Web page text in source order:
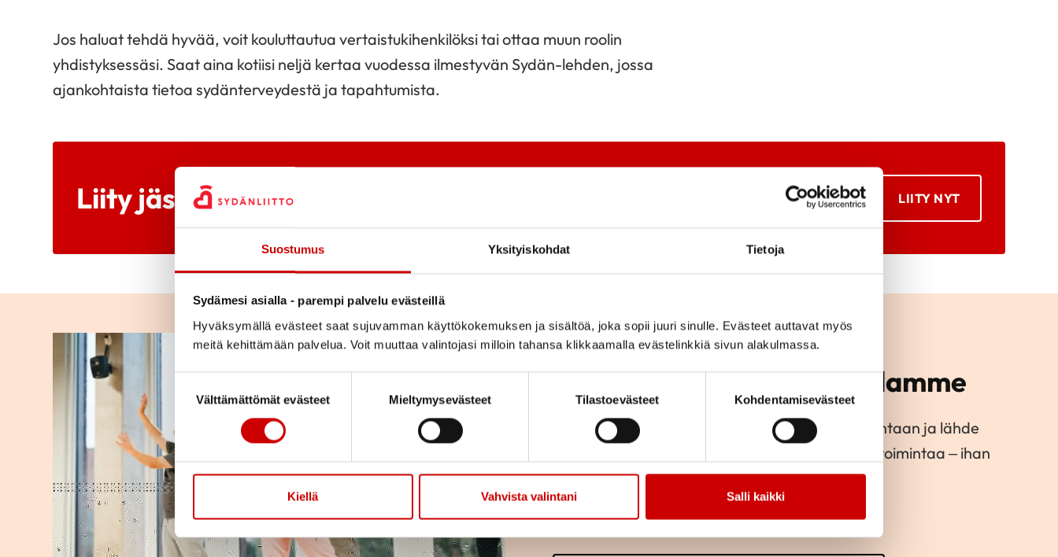
Suostumus Yksityiskohdat Tietoja
Sydämesi asialla - parempi palvelu evästeillä
Hyväksymällä evästeet saat sujuvamman käyttökokemuksen ja sisältöä, joka sopii juuri sinulle. Evästeet auttavat myös
meitä kehittämään palvelua. Voit muuttaa valintojasi milloin tahansa klikkaamalla evästelinkkiä sivun alakulmassa.
Välttämättömät evästeet
Mieltymysevästeet Tilastoevästeet Kohdentamisevästeet
Kiellä Vahvista valintani Salli kaikki
Jos haluat tehdä hyvää, voit kouluttautua vertaistukihenkilöksi tai ottaa muun roolin
yhdistyksessäsi. Saat aina kotiisi neljä kertaa vuodessa ilmestyvän Sydän-lehden, jossa
ajankohtaista tietoa sydänterveydestä ja tapahtumista.
Liity jäseneksi LIITY NYT
Tutustu toimintaan alueellamme
Tutustu Kiihtelysvaaran Sydänyhdistyksen toimintaan ja lähde
mukaan osallistumaan tai vaikka järjestämään toimintaa – ihan
miten vain itse haluat.